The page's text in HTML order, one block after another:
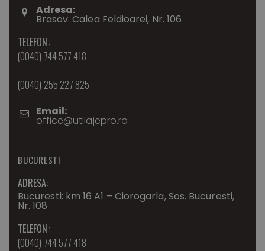
Adresa:
Brasov: Calea Feldioarei, Nr. 106
TELEFON:
(0040) 744 577 418
(0040) 255 227 825
Email:
office@utilajepro.ro
BUCURESTI
ADRESA:
Bucuresti: km 16 A1 – Ciorogarla, Sos. Bucuresti,
Nr. 108
TELEFON:
(0040) 744 577 418